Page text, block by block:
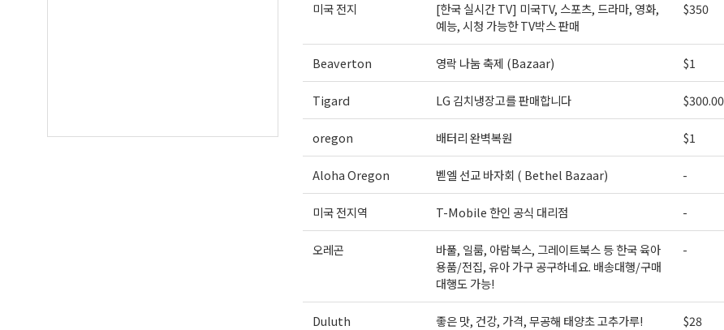
미국 전지
[한국 실시간 TV] 미국TV, 스포츠, 드라마, 영화,
예능, 시청 가능한 TV박스 판매
$350
Beaverton 영락 나눔 축제 (Bazaar) $1
Tigard LG 김치냉장고를 판매합니다 $300.00
oregon 배터리 완벽복원 $1
Aloha Oregon 벧엘 선교 바자회 ( Bethel Bazaar) -
미국 전지역 T-Mobile 한인 공식 대리점 -
오레곤
바풀, 일룸, 아람북스, 그레이트북스 등 한국 육아
용품/전집, 유아 가구 공구하네요. 배송대행/구매
대행도 가능!
-
Duluth 좋은 맛, 건강, 가격, 무공해 태양초 고추가루! $28